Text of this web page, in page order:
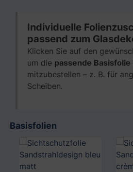
Individuelle
passend zum
Klicken Sie auf den
um die passende Basisfolie
mitzubestellen – z. B. für
Scheiben.
Basisfolien